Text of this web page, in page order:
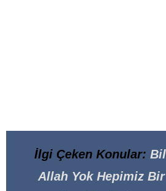
İlgi Çeken Konular:
Allah Yok Hepimiz